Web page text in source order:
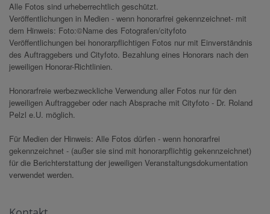
Alle Fotos sind urheberrechtlich geschützt.
Veröffentlichungen in Medien - wenn honorarfrei gekennzeichnet- mit
dem Hinweis: Foto:©Name des Fotografen/cityfoto
Veröffentlichungen bei honorarpflichtigen Fotos nur mit Einverständnis
des Auftraggebers und Cityfoto. Bezahlung eines Honorars nach den
jeweiligen Honorar-Richtlinien.
Honorarfreie werbezweckliche Verwendung aller Fotos nur für den
jeweiligen Auftraggeber oder nach Absprache mit Cityfoto - Dr. Roland
Pelzl e.U. möglich.
Für Medien der Hinweis: Alle Fotos dürfen - wenn honorarfrei
gekennzeichnet - (außer sie sind mit honorarpflichtig gekennzeichnet)
für die Berichterstattung der jeweiligen Veranstaltungsdokumentation
verwendet werden.